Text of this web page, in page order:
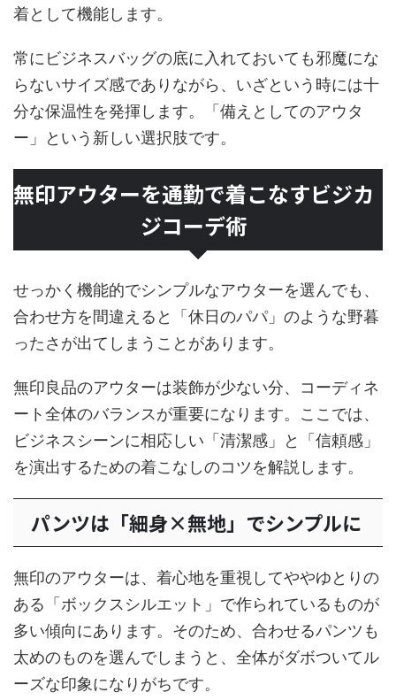
着として機能します。
常にビジネスバッグの底に入れておいても邪魔にな
らないサイズ感でありながら、いざという時には十
分な保温性を発揮します。「備えとしてのアウタ
ー」という新しい選択肢です。
無印アウターを通勤で着こなすビジカ
ジコーデ術
せっかく機能的でシンプルなアウターを選んでも、
合わせ方を間違えると「休日のパパ」のような野暮
ったさが出てしまうことがあります。
無印良品のアウターは装飾が少ない分、コーディネ
ート全体のバランスが重要になります。ここでは、
ビジネスシーンに相応しい「清潔感」と「信頼感」
を演出するための着こなしのコツを解説します。
パンツは「細身×無地」でシンプルに
無印のアウターは、着心地を重視してややゆとりの
ある「ボックスシルエット」で作られているものが
多い傾向にあります。そのため、合わせるパンツも
太めのものを選んでしまうと、全体がダボついてル
ーズな印象になりがちです。